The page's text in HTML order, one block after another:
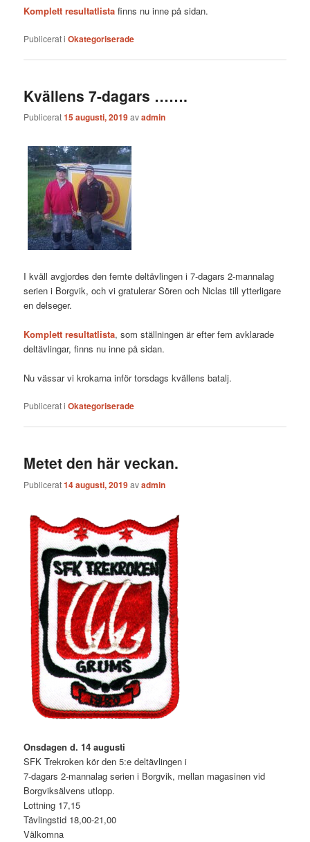
Komplett resultatlista finns nu inne på sidan.
Publicerat i Okategoriserade
Kvällens 7-dagars …….
Publicerat15 augusti, 2019avadmin
I kväll avgjordes den femte deltävlingen i 7-dagars 2-mannalag
serien i Borgvik, och vi gratulerar Sören och Niclas till ytterligare
en delseger.
Komplett resultatlista, som ställningen är efter fem avklarade
deltävlingar, finns nu inne på sidan.
Nu vässar vi krokarna inför torsdags kvällens batalj.
Publicerat i Okategoriserade
Metet den här veckan.
Publicerat14 augusti, 2019avadmin
Onsdagen d. 14 augusti
SFK Trekroken kör den 5:e deltävlingen i
7-dagars 2-mannalag serien i Borgvik, mellan magasinen vid
Borgviksälvens utlopp.
Lottning 17,15
Tävlingstid 18,00-21,00
Välkomna